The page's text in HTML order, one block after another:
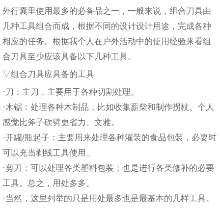
外行囊里使用最多的必备品之一，一般来说，组合刀具由
几种工具组合而成，根据不同的设计设计用途，完成各种
相应的任务。根据我个人在户外活动中的使用经验来看组
合刀具至少应该具备以下几种工具。
▽组合刀具应具备的工具
·刀：主刀，主要用于各种切割处理。
·木锯：处理各种木制品，比如收集薪柴和制作拐杖。个人
感觉比斧子砍劈更省力、文雅。
·开罐/瓶起子：主要用来处理各种灌装的食品包装，必要时
可以充当剥线工具使用。
·剪刀：可以处理各类塑料包装；也是进行各类修补的必要
工具。总之，用处多多。
·当然，这里列举的只是用处最多也是最基本的几样工具。